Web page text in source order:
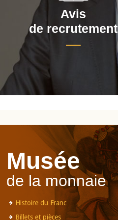
Avis
de recrutement
Musée
de la monnaie
Histoire du Franc
Billets et pièces